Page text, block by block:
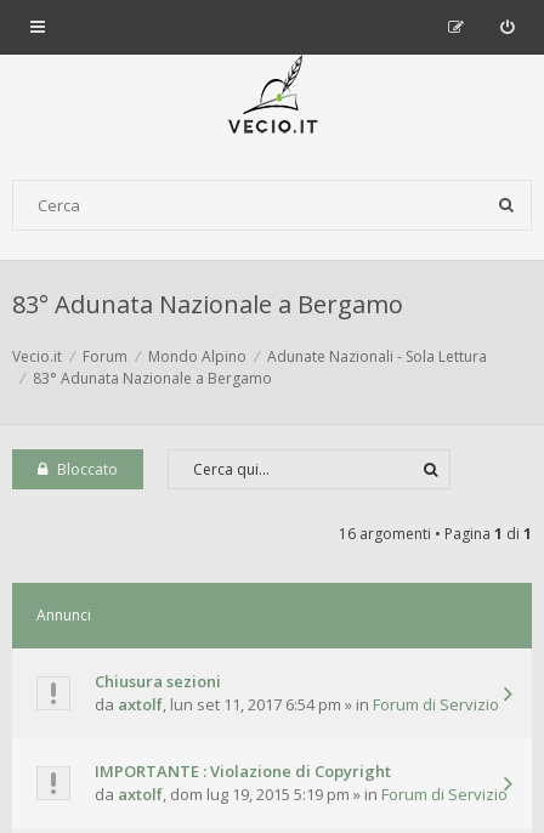
83° Adunata Nazionale a Bergamo
Vecio.it Forum Mondo Alpino
Adunate Nazionali - Sola Lettura
83° Adunata Nazionale a Bergamo
Bloccato
16 argomenti • Pagina 1 di 1
Annunci
Chiusura sezioni
da axtolf, lun set 11, 2017 6:54 pm » in Forum di Servizio
IMPORTANTE : Violazione di Copyright
da axtolf, dom lug 19, 2015 5:19 pm » in Forum di Servizio